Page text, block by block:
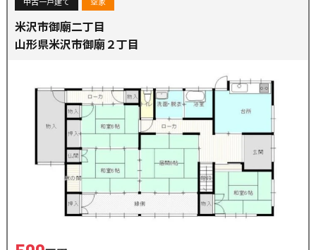
米沢市御廟二丁目
山形県米沢市御廟２丁目